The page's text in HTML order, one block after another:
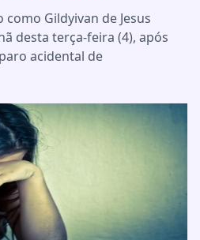
Gildyivan de Jesus
desta terça-feira (4), após
acidental de